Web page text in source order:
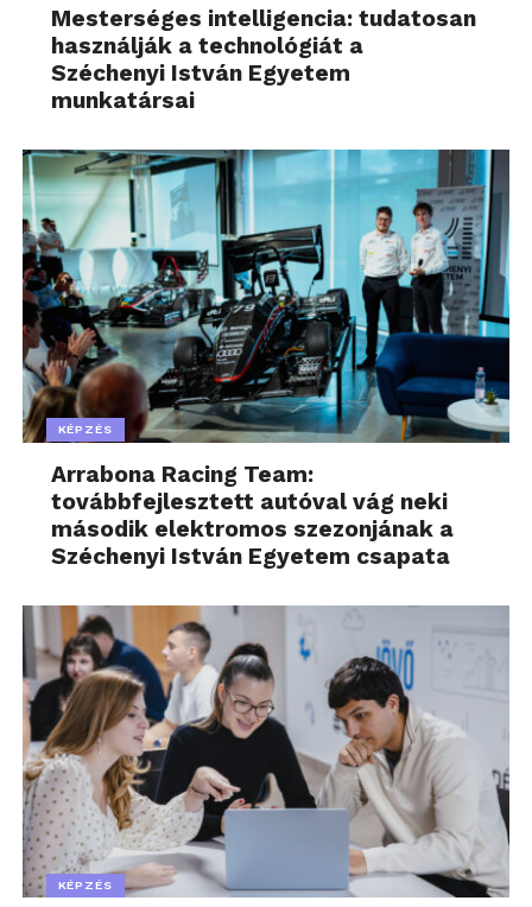
Mesterséges intelligencia: tudatosan
használják a technológiát a
Széchenyi István Egyetem
munkatársai
KÉPZÉS
Arrabona Racing Team:
továbbfejlesztett autóval vág neki
második elektromos szezonjának a
Széchenyi István Egyetem csapata
KÉPZÉS